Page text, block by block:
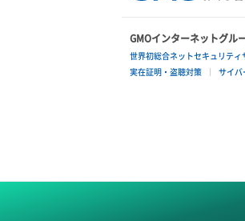
GMOインターネットグル
世界初総合ネットセキュリティ
実在証明・盗聴対策
サイバ